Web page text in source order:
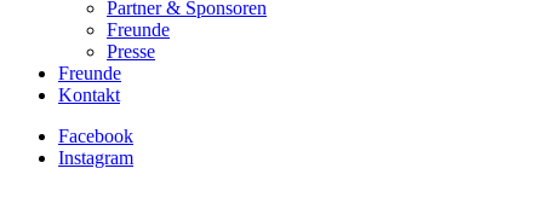
Partner & Sponsoren
Freunde
Presse
Freunde
Kontakt
Facebook
Instagram